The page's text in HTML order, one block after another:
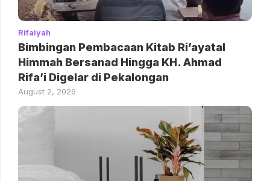
Rifaiyah
Bimbingan Pembacaan Kitab Ri’ayatal
Himmah Bersanad Hingga KH. Ahmad
Rifa’i Digelar di Pekalongan
August 2, 2026